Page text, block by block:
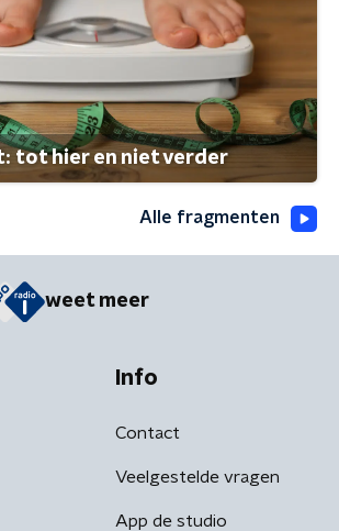
tot hier en niet verder
Alle fragmenten
weet meer
Info
Contact
Veelgestelde vragen
App de studio